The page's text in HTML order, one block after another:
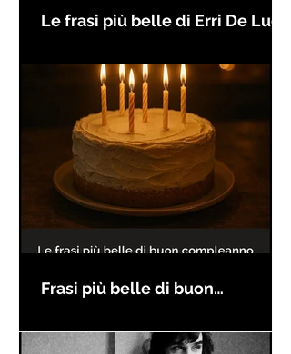
Le frasi più belle di Erri De Luca
Frasi più belle di buon